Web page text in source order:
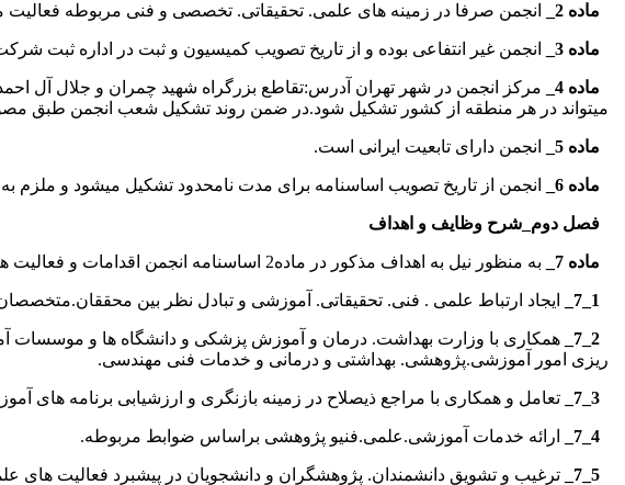
ماده 2_ انجمن صرفا در زمینه های علمی. تحقیقاتی. تخصصی و فنی مربوطه فعالیت
ماده 3_ انجمن غیر انتفاعی بوده و از تاریخ تصویب کمیسیون و ثبت در اداره ثبت
ماده 4_
مرکز انجمن در شهر تهران آدرس:تقاطع بزرگراه شهید چمران و جلال آل
میتواند در هر منطقه از کشور تشکیل شود.در ضمن روند تشکیل شعب انجمن طبق
ماده 5_ انجمن دارای تابعیت ایرانی است.
ماده 6_ انجمن از تاریخ تصویب اساسنامه برای مدت نامحدود تشکیل میشود و ملزم
فصل دوم_شرح وظایف و اهداف
ماده 7_ به منظور نیل به اهداف مذکور در ماده2 اساسنامه انجمن اقدامات و فعالیت های زیر را به عمل خواهد آورد.
ایجاد ارتباط علمی . فنی. تحقیقاتی. آموزشی و تبادل نظر بین
همکاری با وزارت بهداشت. درمان و آموزش پزشکی و دانشگاه ها و موسسات
ریزی امور آموزشی.پژوهشی. بهداشتی و درمانی و خدمات فنی مهندسی.
تعامل و همکاری با مراجع ذیصلاح در زمینه بازنگری و ارزشیابی برنامه
ارائه خدمات آموزشی.علمی.فنیو پژوهشی براساس ضوابط مربوطه.
ترغیب و تشویق دانشمندان. پژوهشگران و دانشجویان در پیشبرد فعالیت های